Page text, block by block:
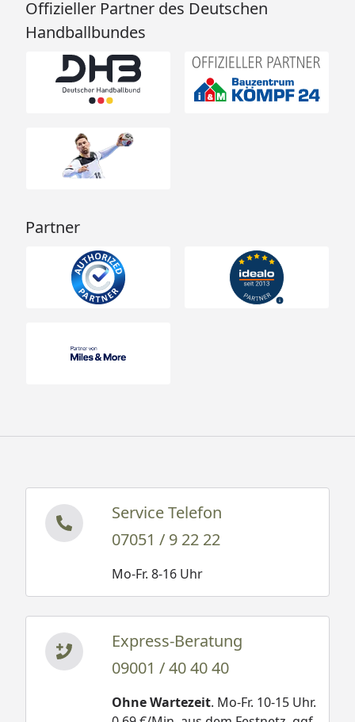
Offizieller Partner des Deutschen
Handballbundes
Partner
Service Telefon
07051 / 9 22 22
Mo-Fr. 8-16 Uhr
Express-Beratung
09001 / 40 40 40
Ohne Wartezeit. Mo-Fr. 10-15 Uhr.